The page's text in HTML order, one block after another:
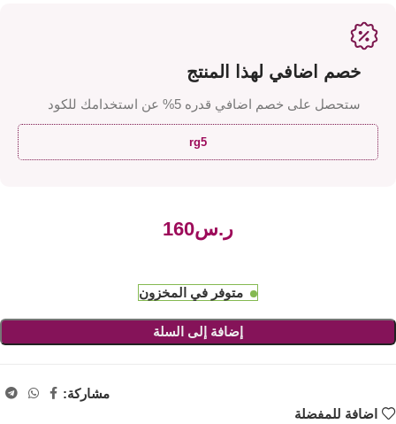
خصم اضافي لهذا المنتج
ستحصل على خصم اضافي قدره 5% عن استخدامك للكود
rg5
ر.س
متوفر في المخزون
إضافة إلى السلة
مشاركة:
اضافة للمفضلة